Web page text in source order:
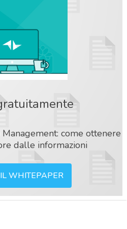
come ottenere
dalle informazioni
WHITEPAPER